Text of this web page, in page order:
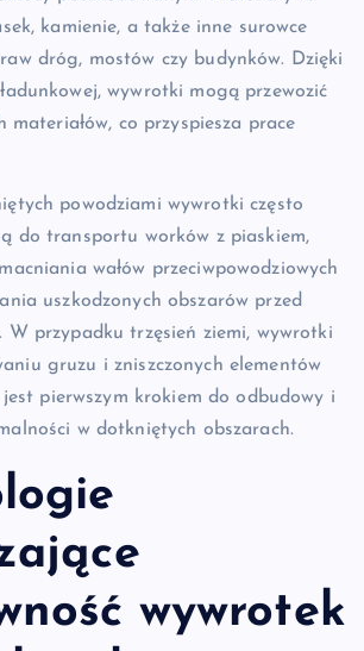
kamienie, a także inne surowce
dróg, mostów czy budynków. Dzięki
wywrotki mogą przewozić
materiałów, co przyspiesza prace
powodziami wywrotki często
do transportu worków z piaskiem,
wałów przeciwpowodziowych
uszkodzonych obszarów przed
W przypadku trzęsień ziemi, wywrotki
gruzu i zniszczonych elementów
pierwszym krokiem do odbudowy i
w dotkniętych obszarach.
wywrotek